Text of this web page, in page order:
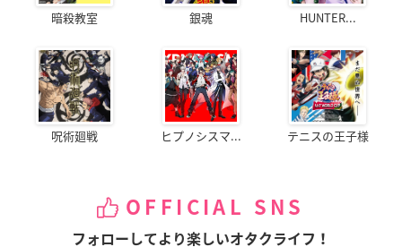
暗殺教室 銀魂 HUNTER...
呪術廻戦 ヒプノシスマ... テニスの王子様
OFFICIAL SNS
フォローしてより楽しいオタクライフ！